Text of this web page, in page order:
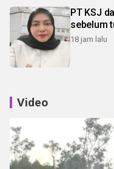
PT KSJ
sebelum
18 jam lalu
Video